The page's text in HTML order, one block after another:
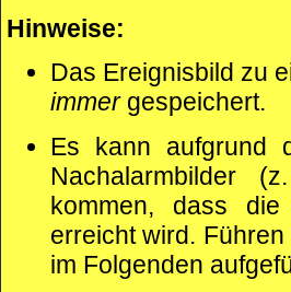
Hinweise:
Das Ereignisbild zu
immergespeichert.
Es kann aufgrund
Nachalarmbilder
kommen, dass
erreicht wird.
im Folgenden